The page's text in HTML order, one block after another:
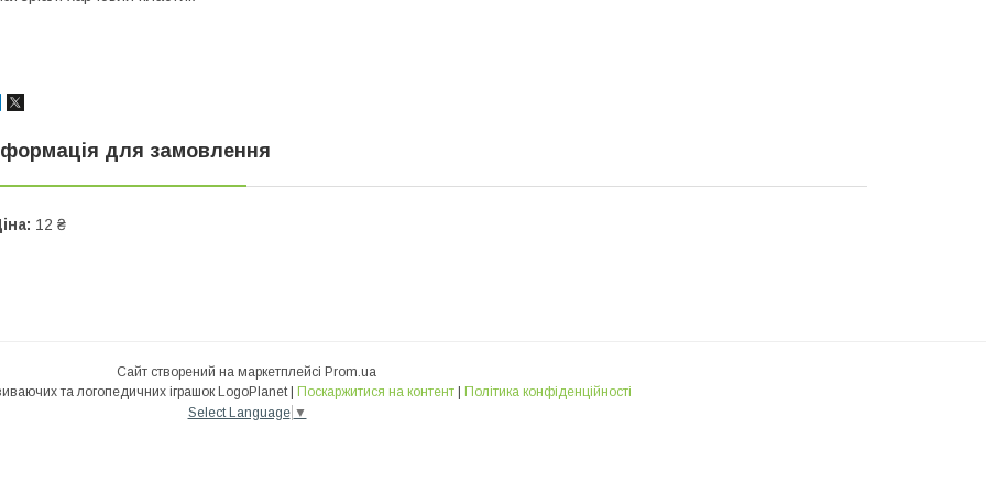
для замовлення
12 ₴
Сайт створений на маркетплейсі Prom.ua
Поскаржитися на контент
Політика конфіденційності
Select Language ▼